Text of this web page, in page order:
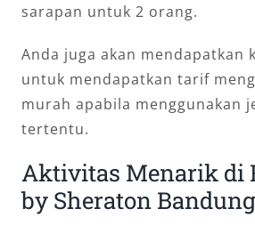
sarapan untuk 2 orang.
Anda juga akan mendapatkan
untuk mendapatkan tarif
murah apabila menggunakan
tertentu.
Aktivitas Menarik di
by Sheraton Bandung